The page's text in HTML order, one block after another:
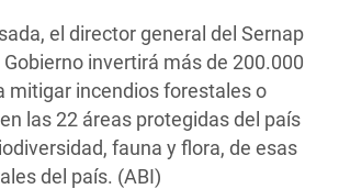
el director general del Sernap
invertirá más de 200.000
mitigar incendios forestales o
las 22 áreas protegidas del país
fauna y flora, de esas
del país. (ABI)